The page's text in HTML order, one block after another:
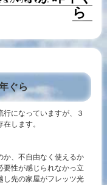
ら
ぐら
になっていますが、３
します。
か、不自由なく使えるか
要性が感じられなかっ立
し先の家屋がフレッツ光